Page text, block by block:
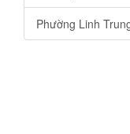
Phường Linh